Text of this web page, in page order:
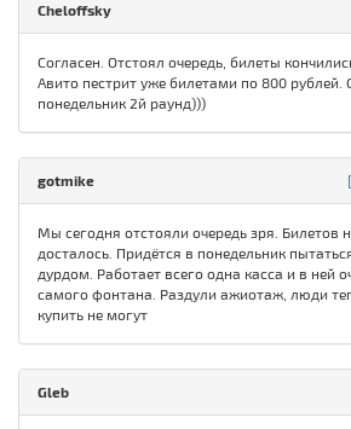
Cheloffsky
Согласен. Отстоял очередь, билеты
Авито пестрит уже билетами по 800
понедельник 2й раунд)))
gotmike
Мы сегодня отстояли очередь зря. Билетов
досталось. Придётся в понедельник
дурдом. Работает всего одна касса и в ней
самого фонтана. Раздули ажиотаж, люди
купить не могут
Gleb